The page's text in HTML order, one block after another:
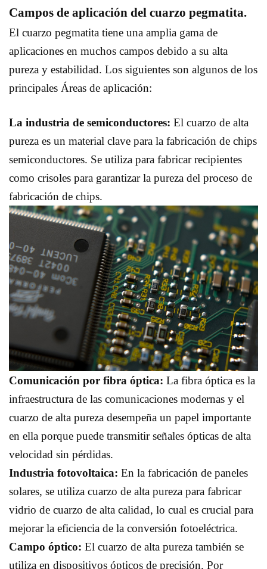
Campos de aplicación del cuarzo pegmatita.
El cuarzo pegmatita tiene una amplia gama de
aplicaciones en muchos campos debido a su alta
pureza y estabilidad. Los siguientes son algunos de los
principales Áreas de aplicación:
La industria de semiconductores: El cuarzo de alta
pureza es un material clave para la fabricación de chips
semiconductores. Se utiliza para fabricar recipientes
como crisoles para garantizar la pureza del proceso de
fabricación de chips.
Comunicación por fibra óptica: La fibra óptica es la
infraestructura de las comunicaciones modernas y el
cuarzo de alta pureza desempeña un papel importante
en ella porque puede transmitir señales ópticas de alta
velocidad sin pérdidas.
Industria fotovoltaica: En la fabricación de paneles
solares, se utiliza cuarzo de alta pureza para fabricar
vidrio de cuarzo de alta calidad, lo cual es crucial para
mejorar la eficiencia de la conversión fotoeléctrica.
Campo óptico: El cuarzo de alta pureza también se
utiliza en dispositivos ópticos de precisión. Por